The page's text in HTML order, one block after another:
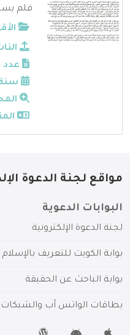
فلم
عدد
سنة
مواقع لجنة الدعوة
البوابات الدعوية
لجنة الدعوة الإلكترونية
بوابة الكويت للتعريف بالإسلام
بوابة الباحث عن الحقيقة
بطاقات الواتس آب والشبكات